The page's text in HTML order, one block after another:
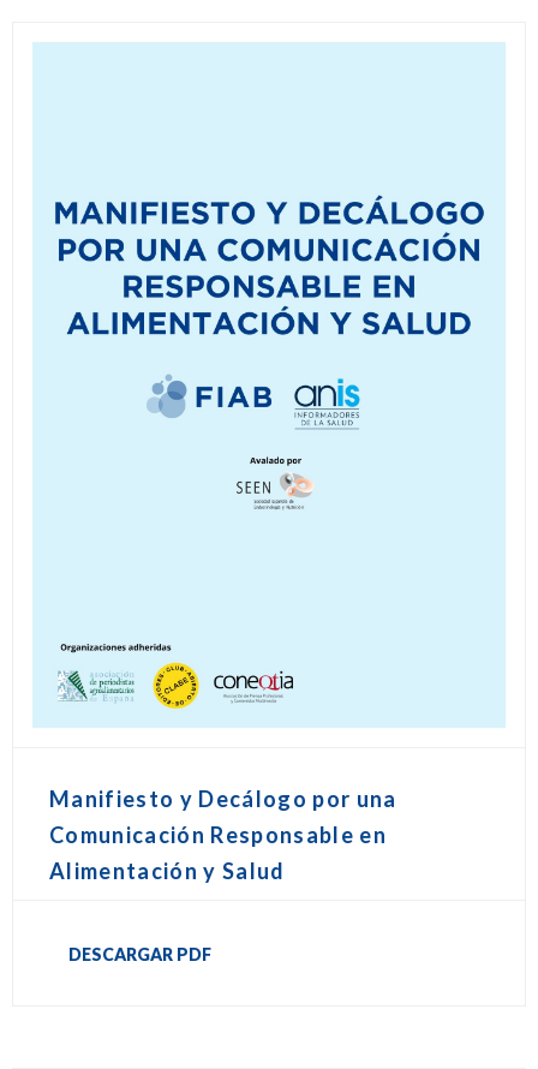
Manifiesto y Decálogo por una
Comunicación Responsable en
Alimentación y Salud
DESCARGAR PDF